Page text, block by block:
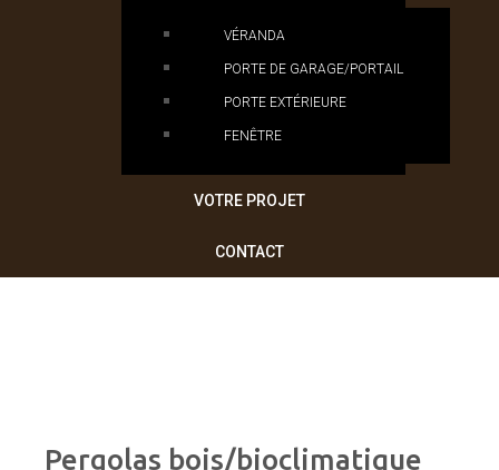
VÉRANDA
PORTE DE GARAGE/PORTAIL
PORTE EXTÉRIEURE
FENÊTRE
VOTRE PROJET
CONTACT
Pergolas bois/bioclimatique